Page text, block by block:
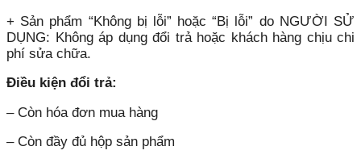
+ Sản phẩm “Không bị lỗi” hoặc “Bị lỗi” do NGƯỜI SỬ
DỤNG: Không áp dụng đổi trả hoặc khách hàng chịu chi
phí sửa chữa.
Điều kiện đổi trả:
– Còn hóa đơn mua hàng
– Còn đầy đủ hộp sản phẩm